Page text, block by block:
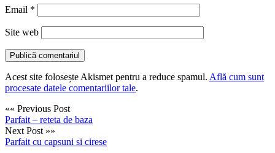
Email *
Site web
Acest site folosește Akismet pentru a reduce spamul. Află cum sunt
procesate datele comentariilor tale.
«« Previous Post
Parfait – reteta de baza
Next Post »»
Parfait cu capsuni si cirese